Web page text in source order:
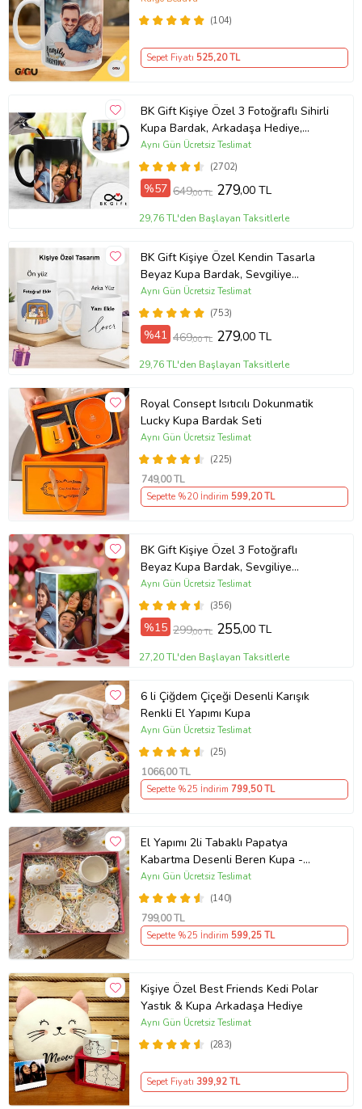
(104)
Sepet Fiyatı 525,20 TL
BK Gift Kişiye Özel 3 Fotoğraflı Sihirli
Kupa Bardak, Arkadaşa Hediye,
Sevgiliye Hediye
(2702)
Aynı Gün Ücretsiz Teslimat
%57 649,00 TL 279,00 TL
29,76 TL'den Başlayan Taksitlerle
BK Gift Kişiye Özel Kendin Tasarla
Beyaz Kupa Bardak, Sevgiliye
Hediye, Arkadaşa Hediye, Doğum
Günü Hediyesi(753)
Aynı Gün Ücretsiz Teslimat
%41 469,00 TL 279,00 TL
29,76 TL'den Başlayan Taksitlerle
Royal Consept Isıtıcılı Dokunmatik
Lucky Kupa Bardak Seti
(225)
Aynı Gün Ücretsiz Teslimat
749,00 TL
Sepette %20 İndirim 599,20 TL
BK Gift Kişiye Özel 3 Fotoğraflı
Beyaz Kupa Bardak, Sevgiliye
Hediye, Arkadaşa Hediye
(356)
Aynı Gün Ücretsiz Teslimat
%15 299,00 TL 255,00 TL
27,20 TL'den Başlayan Taksitlerle
6 li Çiğdem Çiçeği Desenli Karışık
Renkli El Yapımı Kupa
(25)
Aynı Gün Ücretsiz Teslimat
1066,00 TL
Sepette %25 İndirim 799,50 TL
El Yapımı 2li Tabaklı Papatya
Kabartma Desenli Beren Kupa -
Seviyor Sevmiyor
(140)
Aynı Gün Ücretsiz Teslimat
799,00 TL
Sepette %25 İndirim 599,25 TL
Kişiye Özel Best Friends Kedi Polar
Yastık & Kupa Arkadaşa Hediye
(283)
Aynı Gün Ücretsiz Teslimat
Sepet Fiyatı 399,92 TL